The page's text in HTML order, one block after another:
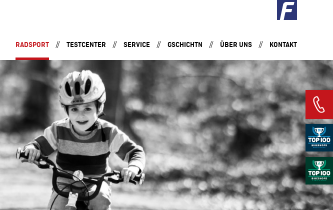
RADSPORT TESTCENTER SERVICE GSCHICHTN ÜBER UNS KONTAKT